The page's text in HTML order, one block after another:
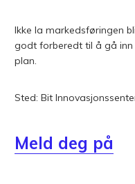
Ikke la markedsføringen
godt forberedt til å gå
plan.
Sted: Bit
Meld deg på